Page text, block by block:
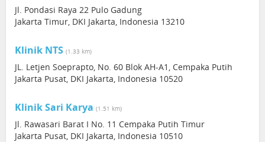
Jl. Pondasi Raya 22 Pulo Gadung
Jakarta Timur, DKI Jakarta, Indonesia 13210
Klinik NTS (1.33 km)
JL. Letjen Soeprapto, No. 60 Blok AH-A1, Cempaka Putih
Jakarta Pusat, DKI Jakarta, Indonesia 10520
Klinik Sari Karya (1.51 km)
Jl. Rawasari Barat I No. 11 Cempaka Putih Timur
Jakarta Pusat, DKI Jakarta, Indonesia 10510